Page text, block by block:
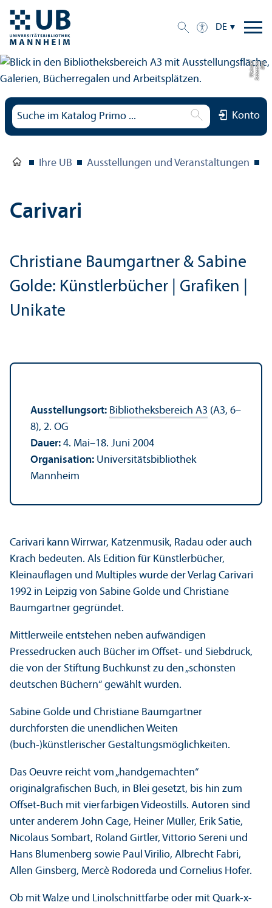
DE
Bil
d:
S
e
b
a
s
ti
a
n
W
ei
n
d
el
Konto
Ihre UB Ausstellungen und Veranstaltungen
Carivari
Christiane Baumgartner & Sabine
Golde: Künstlerbücher | Grafiken |
Unikate
Ausstellungs­ort: Bibliotheks­bereich A3 (A3, 6–
8), 2. OG
Dauer: 4. Mai–18. Juni 2004
Organisation: Universitäts­bibliothek
Mannheim
Carivari kann Wirrwar, Katzenmusik, Radau oder auch
Krach bedeuten. Als Edition für Künstlerbücher,
Kleinauflagen und Multiples wurde der Verlag Carivari
1992 in Leipzig von Sabine Golde und Christiane
Baumgartner gegründet.
Mittlerweile entstehen neben aufwändigen
Pressedrucken auch Bücher im Offset- und Siebdruck,
die von der Stiftung Buchkunst zu den „schönsten
deutschen Büchern“ gewählt wurden.
Sabine Golde und Christiane Baumgartner
durchforsten die unendlichen Weiten
(buch-)künstlerischer Gestaltungs­möglichkeiten.
Das Oeuvre reicht vom „handgemachten“
originalgrafischen Buch, in Blei gesetzt, bis hin zum
Offset-Buch mit vierfarbigen Videostills. Autoren sind
unter anderem John Cage, Heiner Müller, Erik Satie,
Nicolaus Sombart, Roland Girtler, Vittorio Sereni und
Hans Blumenberg sowie Paul Virilio, Albrecht Fabri,
Allen Ginsberg, Mercè Rodoreda und Cornelius Hofer.
Ob mit Walze und Linolschnittfarbe oder mit Quark-x-